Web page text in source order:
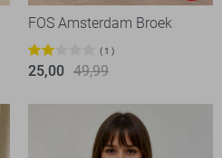
FOS Amsterdam Broek
1
25,00 49,99